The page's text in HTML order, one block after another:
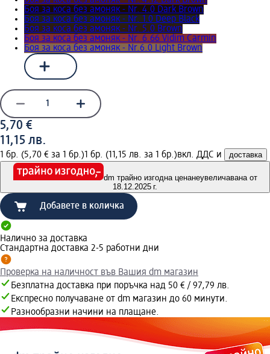
Боя за коса без амоняк - Nr. 4.0 Dark Brown
Боя за коса без амоняк - Nr. 1.0 Deep Black
Боя за коса без амоняк - Nr. 5.0 Brown
Боя за коса без амоняк - Nr. 6.66 Vidim Carmin
Боя за коса без амоняк - Nr.6.0 Light Brown
5,70 €
11,15 лв.
1 бр. (5,70 € за 1 бр.)1 бр. (11,15 лв. за 1 бр.)вкл. ДДС и доставка
dm трайно изгодна ценанеувеличавана от
18.12.2025 г.
Добавете в количка
Налично за доставка
Стандартна доставка 2-5 работни дни
Проверка на наличност във Вашия dm магазин
Безплатна доставка при поръчка над 50 € / 97,79 лв.
Експресно получаване от dm магазин до 60 минути.
Разнообразни начини на плащане.